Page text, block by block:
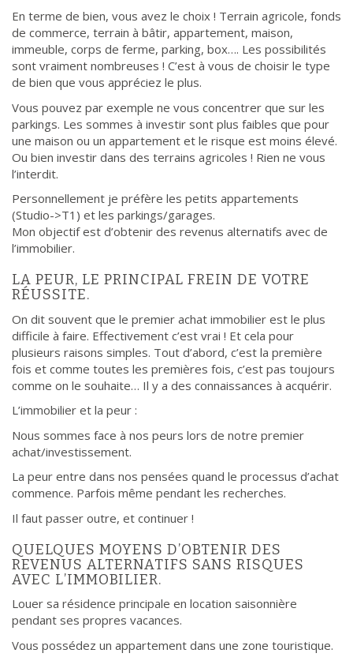
En terme de bien, vous avez le choix ! Terrain agricole, fonds
de commerce, terrain à bâtir, appartement, maison,
immeuble, corps de ferme, parking, box…. Les possibilités
sont vraiment nombreuses ! C’est à vous de choisir le type
de bien que vous appréciez le plus.
Vous pouvez par exemple ne vous concentrer que sur les
parkings. Les sommes à investir sont plus faibles que pour
une maison ou un appartement et le risque est moins élevé.
Ou bien investir dans des terrains agricoles ! Rien ne vous
l’interdit.
Personnellement je préfère les petits appartements
(Studio->T1) et les parkings/garages.
Mon objectif est d’obtenir des revenus alternatifs avec de
l’immobilier.
LA PEUR, LE PRINCIPAL FREIN DE VOTRE
RÉUSSITE.
On dit souvent que le premier achat immobilier est le plus
difficile à faire. Effectivement c’est vrai ! Et cela pour
plusieurs raisons simples. Tout d’abord, c’est la première
fois et comme toutes les premières fois, c’est pas toujours
comme on le souhaite… Il y a des connaissances à acquérir.
L’immobilier et la peur :
Nous sommes face à nos peurs lors de notre premier
achat/investissement.
La peur entre dans nos pensées quand le processus d’achat
commence. Parfois même pendant les recherches.
Il faut passer outre, et continuer !
QUELQUES MOYENS D’OBTENIR DES
REVENUS ALTERNATIFS SANS RISQUES
AVEC L’IMMOBILIER.
Louer sa résidence principale en location saisonnière
pendant ses propres vacances.
Vous possédez un appartement dans une zone touristique.